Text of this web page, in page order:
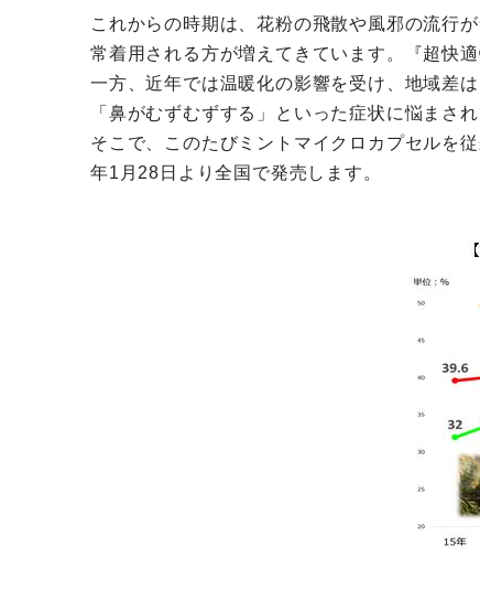
これからの時期は、花粉の飛散や風邪の流行
常着用される方が増えてきています。『超快
一方、近年では温暖化の影響を受け、地域差
「鼻がむずむずする」といった症状に悩まさ
そこで、このたびミントマイクロカプセルを
年1月28日より全国で発売します。